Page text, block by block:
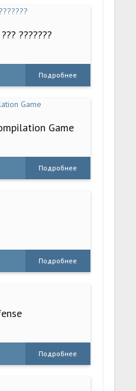
???????
Подробнее
Game
Подробнее
Подробнее
Подробнее